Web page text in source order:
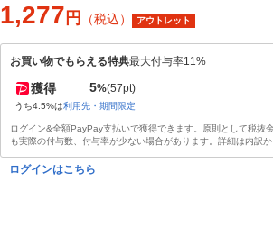
1,277 円 （税込） アウトレット
お買い物でもらえる特典最大付与率11%
獲得 5%(57pt)
うち4.5%は利用先・期間限定
ログイン&全額PayPay支払いで獲得できます。原則として税抜
も実際の付与数、付与率が少ない場合があります。詳細は内訳か
ログインはこちら